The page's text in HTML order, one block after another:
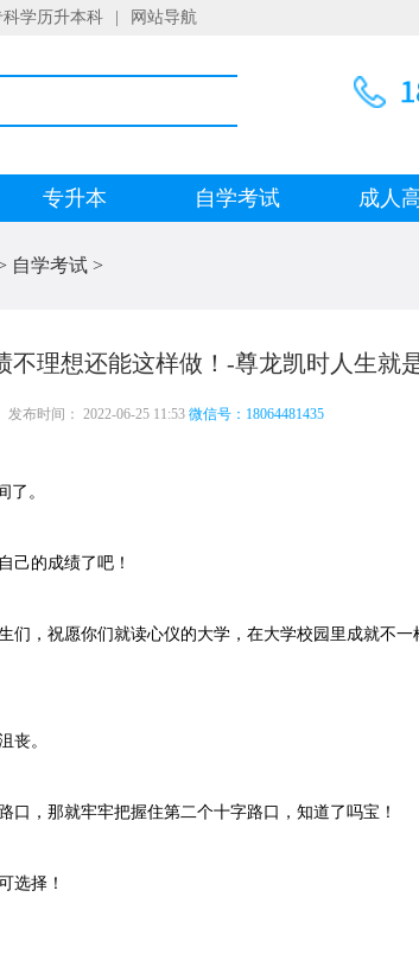
科学历升本科 网站导航
专升本 自学考试 成人
自学考试 >
不理想还能这样做！-尊龙凯时人生就
发布时间： 2022-06-25 11:53 微信号：18064481435
。
的成绩了吧！
，祝愿你们就读心仪的大学，在大学校园里成就不一
丧。
，那就牢牢把握住第二个十字路口，知道了吗宝！
选择！